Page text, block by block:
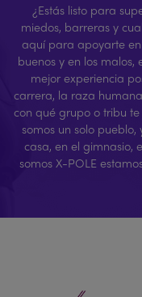
¿Estás listo para
miedos, barreras y
aquí para apoyarte
buenos y en los
mejor experiencia
carrera, la raza
con qué grupo o tribu
somos un solo pueblo,
casa, en el gimnasio,
somos X-POLE